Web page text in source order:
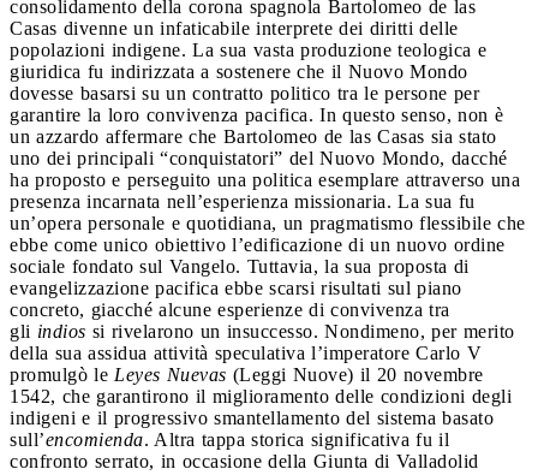
consolidamento della corona spagnola Bartolomeo de las
Casas divenne un infaticabile interprete dei diritti delle
popolazioni indigene. La sua vasta produzione teologica e
giuridica fu indirizzata a sostenere che il Nuovo Mondo
dovesse basarsi su un contratto politico tra le persone per
garantire la loro convivenza pacifica. In questo senso, non è
un azzardo affermare che Bartolomeo de las Casas sia stato
uno dei principali “conquistatori” del Nuovo Mondo, dacché
ha proposto e perseguito una politica esemplare attraverso una
presenza incarnata nell’esperienza missionaria. La sua fu
un’opera personale e quotidiana, un pragmatismo flessibile che
ebbe come unico obiettivo l’edificazione di un nuovo ordine
sociale fondato sul Vangelo. Tuttavia, la sua proposta di
evangelizzazione pacifica ebbe scarsi risultati sul piano
concreto, giacché alcune esperienze di convivenza tra
gli indios si rivelarono un insuccesso. Nondimeno, per merito
della sua assidua attività speculativa l’imperatore Carlo V
promulgò le Leyes Nuevas (Leggi Nuove) il 20 novembre
1542, che garantirono il miglioramento delle condizioni degli
indigeni e il progressivo smantellamento del sistema basato
sull’encomienda. Altra tappa storica significativa fu il
confronto serrato, in occasione della Giunta di Valladolid